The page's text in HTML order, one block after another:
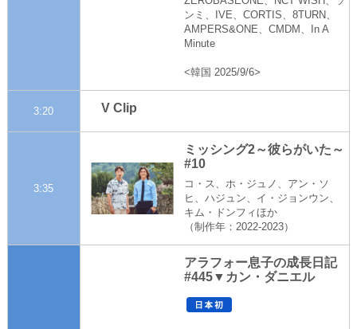
ンミ、IVE、CORTIS、8TURN、
AMPERS&ONE、CMDM、In A
Minute
<韓国 2025/9/6>
3:20 V Clip
3:35
ミッシング2～彼らがいた～
#10
コ・ス、ホ・ジュノ、アン・ソ
ヒ、ハジュン、イ・ジョンウン、
キム・ドンフィほか
（制作年：2022-2023）
アラフォー息子の成長日記
#445▼カン・ダニエル